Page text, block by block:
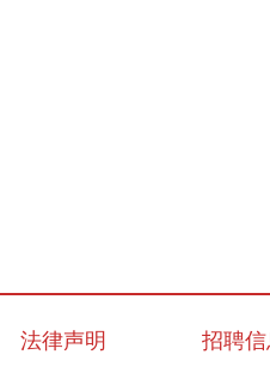
法律声明 招聘信